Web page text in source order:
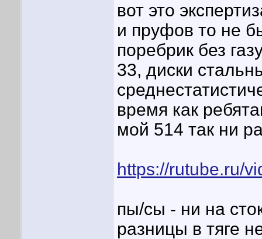
вот это
и пруфов то не
поребрик без
33, диски
время как
мой 514 так ни
https://rutube.ru/
пы/сы - ни на
разницы в тяге